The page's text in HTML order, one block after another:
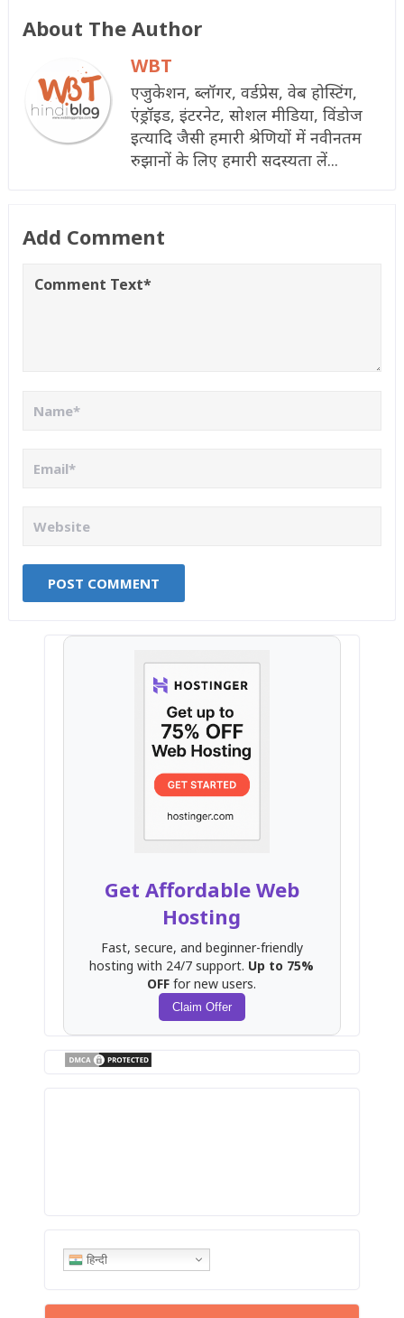
About The Author
WBT
एजुकेशन, ब्लॉगर, वर्डप्रेस, वेब होस्टिंग,
एंड्रॉइड, इंटरनेट, सोशल मीडिया, विंडोज
इत्यादि जैसी हमारी श्रेणियों में नवीनतम
रुझानों के लिए हमारी सदस्यता लें...
Add Comment
Get Affordable Web
Hosting
Fast, secure, and beginner-friendly
hosting with 24/7 support. Up to 75%
OFF for new users.
Claim Offer
हिन्दी